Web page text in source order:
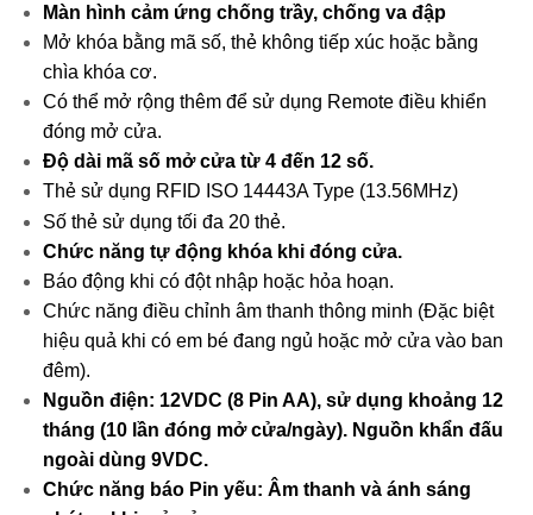
Màn hình cảm ứng chống trầy, chống va đập
Mở khóa bằng mã số, thẻ không tiếp xúc hoặc bằng
chìa khóa cơ.
Có thể mở rộng thêm để sử dụng Remote điều khiển
đóng mở cửa.
Độ dài mã số mở cửa từ 4 đến 12 số.
Thẻ sử dụng RFID ISO 14443A Type (13.56MHz)
Số thẻ sử dụng tối đa 20 thẻ.
Chức năng tự động khóa khi đóng cửa.
Báo động khi có đột nhập hoặc hỏa hoạn.
Chức năng điều chỉnh âm thanh thông minh (Đặc biệt
hiệu quả khi có em bé đang ngủ hoặc mở cửa vào ban
đêm).
Nguồn điện: 12VDC (8 Pin AA), sử dụng khoảng 12
tháng (10 lần đóng mở cửa/ngày). Nguồn khẩn đấu
ngoài dùng 9VDC.
Chức năng báo Pin yếu: Âm thanh và ánh sáng